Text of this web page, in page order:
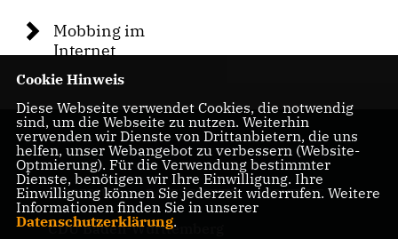
Mobbing im
Internet
IMPRESSUM DATENSCHUTZ KONTAKT
CDU Baden-Württemberg
Cookie Hinweis
Diese Webseite verwendet Cookies, die notwendig
sind, um die Webseite zu nutzen. Weiterhin
verwenden wir Dienste von Drittanbietern, die uns
helfen, unser Webangebot zu verbessern (Website-
Optmierung). Für die Verwendung bestimmter
Dienste, benötigen wir Ihre Einwilligung. Ihre
Einwilligung können Sie jederzeit widerrufen. Weitere
Informationen finden Sie in unserer
Datenschutzerklärung.